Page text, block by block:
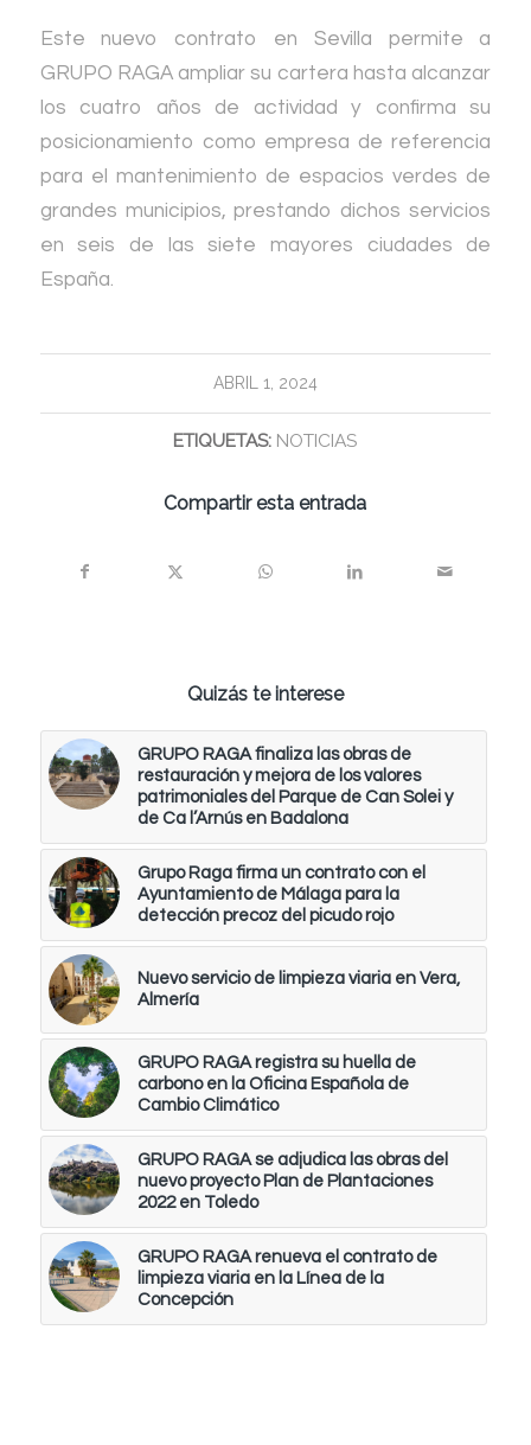
Este nuevo contrato en Sevilla permite a
GRUPO RAGA ampliar su cartera hasta alcanzar
los cuatro años de actividad y confirma su
posicionamiento como empresa de referencia
para el mantenimiento de espacios verdes de
grandes municipios, prestando dichos servicios
en seis de las siete mayores ciudades de
España.
ABRIL 1, 2024
ETIQUETAS: NOTICIAS
Compartir esta entrada
Quizás te interese
GRUPO RAGA finaliza las obras de
restauración y mejora de los valores
patrimoniales del Parque de Can Solei y
de Ca l’Arnús en Badalona
Grupo Raga firma un contrato con el
Ayuntamiento de Málaga para la
detección precoz del picudo rojo
Nuevo servicio de limpieza viaria en Vera,
Almería
GRUPO RAGA registra su huella de
carbono en la Oficina Española de
Cambio Climático
GRUPO RAGA se adjudica las obras del
nuevo proyecto Plan de Plantaciones
2022 en Toledo
GRUPO RAGA renueva el contrato de
limpieza viaria en la Línea de la
Concepción